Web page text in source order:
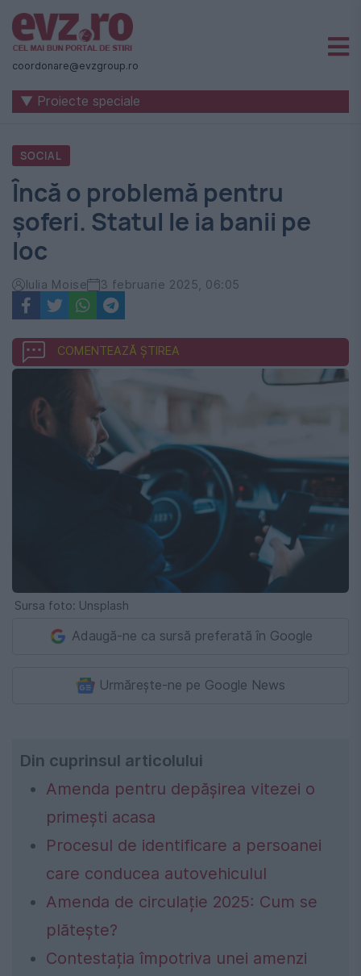
Știri
naționale
internaționale
România
Evenimentul
Zilei
coordonare@evzgroup.ro
▼ Proiecte speciale
SOCIAL
Încă o problemă pentru
șoferi. Statul le ia banii pe
loc
Iulia Moise 3 februarie 2025, 06:05
COMENTEAZĂ ȘTIREA
Sursa foto: Unsplash
Adaugă-ne ca sursă preferată în Google
Urmărește-ne pe Google News
Din cuprinsul articolului
Amenda pentru depășirea vitezei o
primești acasa
Procesul de identificare a persoanei
care conducea autovehiculul
Amenda de circulație 2025: Cum se
plătește?
Contestația împotriva unei amenzi